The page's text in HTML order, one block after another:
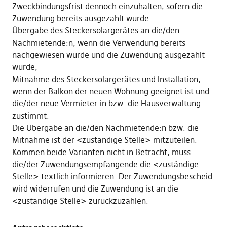
Zweckbindungsfrist dennoch einzuhalten, sofern die
Zuwendung bereits ausgezahlt wurde:
Übergabe des Steckersolargerätes an die/den
Nachmietende:n, wenn die Verwendung bereits
nachgewiesen wurde und die Zuwendung ausgezahlt
wurde,
Mitnahme des Steckersolargerätes und Installation,
wenn der Balkon der neuen Wohnung geeignet ist und
die/der neue Vermieter:in bzw. die Hausverwaltung
zustimmt.
Die Übergabe an die/den Nachmietende:n bzw. die
Mitnahme ist der <zuständige Stelle> mitzuteilen.
Kommen beide Varianten nicht in Betracht, muss
die/der Zuwendungsempfangende die <zuständige
Stelle> textlich informieren. Der Zuwendungsbescheid
wird widerrufen und die Zuwendung ist an die
<zuständige Stelle> zurückzuzahlen.